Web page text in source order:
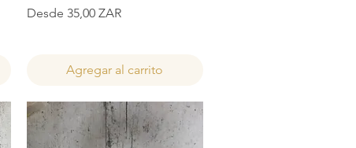
Desde 35,00 ZAR
Precio de oferta
Agregar al carrito